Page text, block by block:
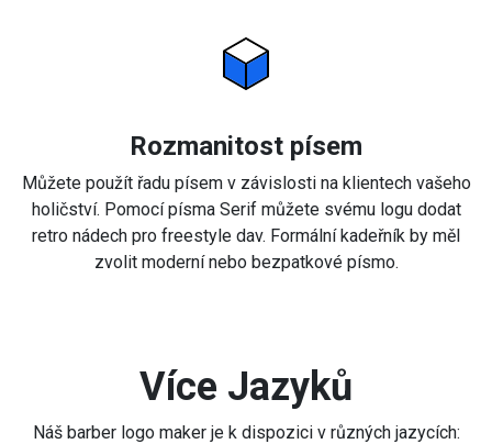
Rozmanitost písem
Můžete použít řadu písem v závislosti na klientech vašeho
holičství. Pomocí písma Serif můžete svému logu dodat
retro nádech pro freestyle dav. Formální kadeřník by měl
zvolit moderní nebo bezpatkové písmo.
Více Jazyků
Náš barber logo maker je k dispozici v různých jazycích: